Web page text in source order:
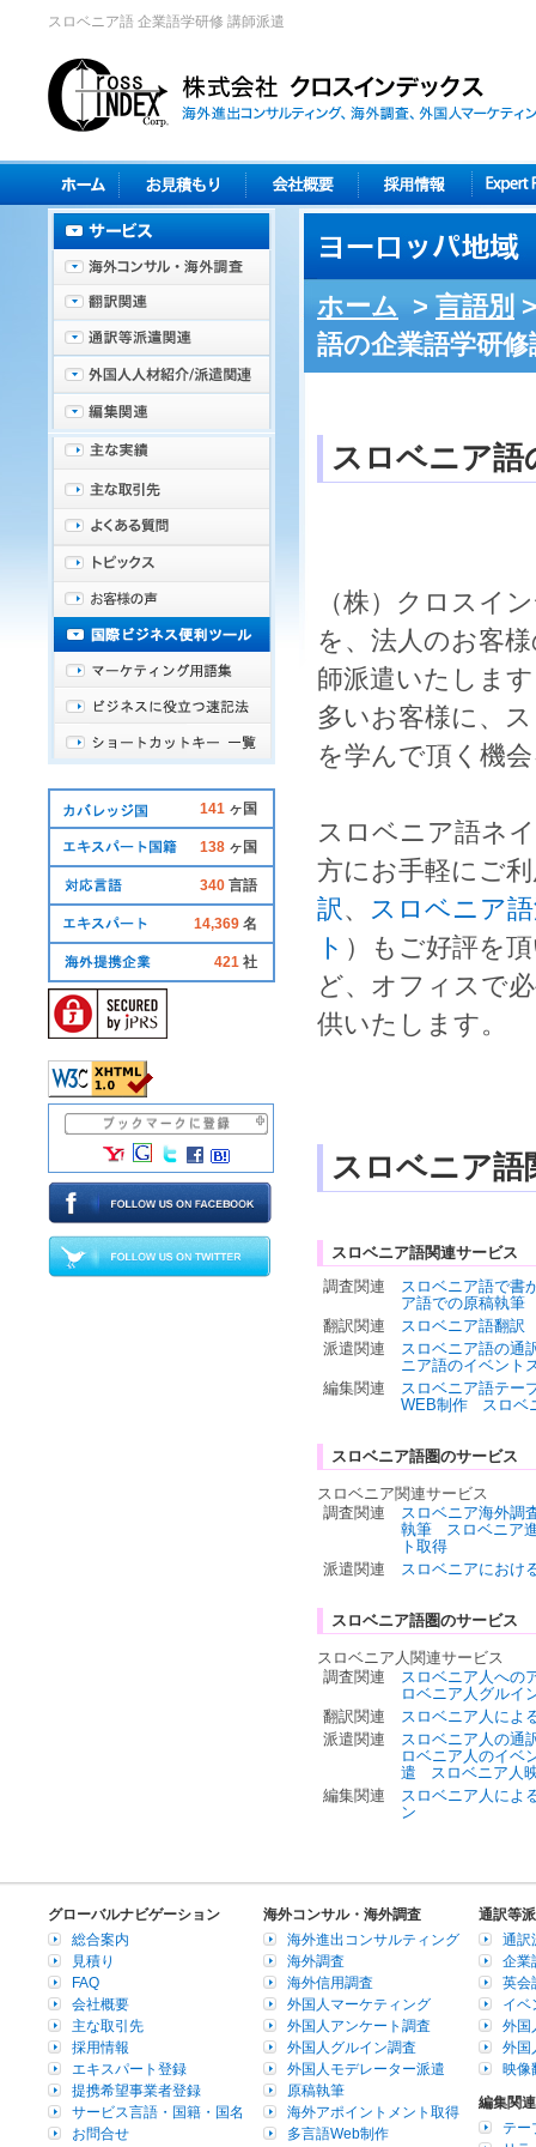
スロベニア語 企業語学研修 講師派遣
ホーム > 言語別
語の企業語学研修
スロベニア語
（株）クロスイ
を、法人のお客
師派遣いたしま
多いお客様に、
を学んで頂く機
スロベニア語ネ
方にお手軽にご
訳、 スロベニア
ト ）もご好評を
ど、オフィスで
供いたします。
スロベニア語
スロベニア語関連サービス
調査関連
スロベニア語で書
ア語での原稿執筆
翻訳関連
スロベニア語翻訳
派遣関連
スロベニア語の通
ニア語のイベント
編集関連
スロベニア語テー
WEB制作
スロベ
スロベニア語圏のサービス
スロベニア関連サービス
調査関連
スロベニア海外調
執筆
スロベニア
ト取得
派遣関連
スロベニアにおけ
スロベニア語圏のサービス
スロベニア人関連サービス
調査関連
スロベニア人への
ロベニア人グルイ
翻訳関連
スロベニア人によ
派遣関連
スロベニア人の通
ロベニア人のイベ
遣
スロベニア人
編集関連
スロベニア人によ
ン
141 ヶ国
138 ヶ国
340 言語
14,369 名
421 社
グローバルナビゲーション
総合案内
見積り
FAQ
会社概要
主な取引先
採用情報
エキスパート登録
提携希望事業者登録
サービス言語・国籍・国名
お問合せ
海外コンサル・海外調査
海外進出コンサルティング
海外調査
海外信用調査
外国人マーケティング
外国人アンケート調査
外国人グルイン調査
外国人モデレーター派遣
原稿執筆
海外アポイントメント取得
多言語Web制作
通訳等
通訳
企業
英会
イベ
外国
外国
映像
編集関連
テー